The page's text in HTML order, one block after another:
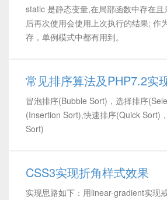
static 是静态变量,在局部函数中存在
后再次使用会使用上次执行的结果; 作
存，单例模式中都有用到。
常见排序算法及PHP7.2实
冒泡排序(Bubble Sort)，选择排序
(Insertion Sort),快速排序(Quick Sort)
Sort)
CSS3实现折角样式效果
实现思路如下：用linear-gradient实现